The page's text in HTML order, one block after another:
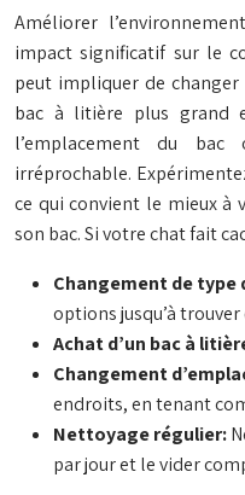
Améliorer
impact significatif sur le
peut impliquer de
bac à litière plus grand
l’emplacement du
irréprochable.
ce qui convient le mieux à
son bac. Si votre chat fait
Changement de type
options jusqu’à
Achat d’un bac à
Changement
endroits, en tenant
Nettoyage régulier:
par jour et le vider